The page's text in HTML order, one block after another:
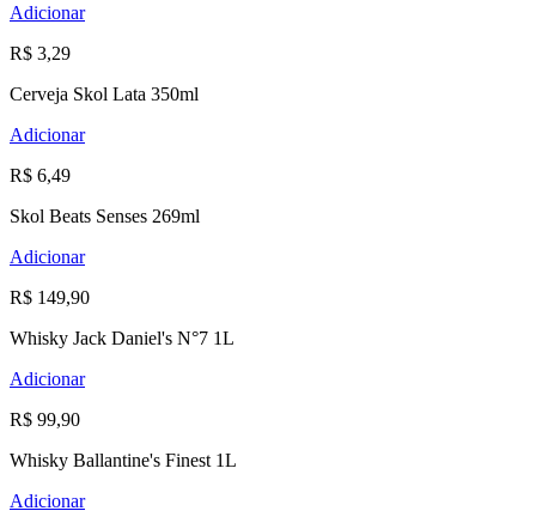
Adicionar
R$ 3,29
Cerveja Skol Lata 350ml
Adicionar
R$ 6,49
Skol Beats Senses 269ml
Adicionar
R$ 149,90
Whisky Jack Daniel's N°7 1L
Adicionar
R$ 99,90
Whisky Ballantine's Finest 1L
Adicionar